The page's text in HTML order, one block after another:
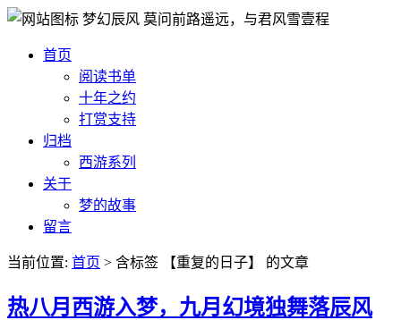
梦幻辰风 莫问前路遥远，与君风雪壹程
首页
阅读书单
十年之约
打赏支持
归档
西游系列
关于
梦的故事
留言
当前位置: 首页 > 含标签 【重复的日子】 的文章
热八月西游入梦，九月幻境独舞落辰风